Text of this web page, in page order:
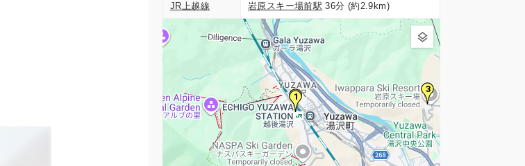
JR上越線 岩原スキー場前駅 36分 (約2.9km)
1
2
3